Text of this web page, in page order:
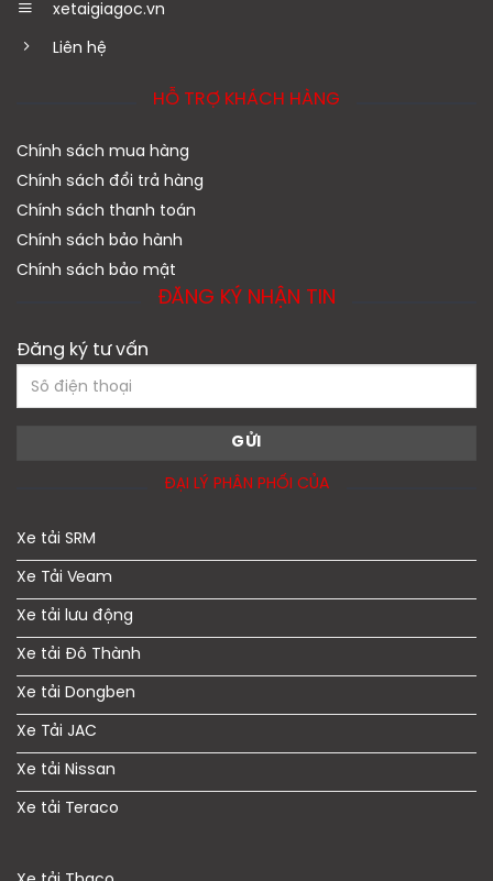
xetaigiagoc.vn
Liên hệ
HỖ TRỢ KHÁCH HÀNG
Chính sách mua hàng
Chính sách đổi trả hàng
Chính sách thanh toán
Chính sách bảo hành
Chính sách bảo mật
ĐĂNG KÝ NHẬN TIN
Đăng ký tư vấn
ĐẠI LÝ PHÂN PHỐI CỦA
Xe tải SRM
Xe Tải Veam
Xe tải lưu động
Xe tải Đô Thành
Xe tải Dongben
Xe Tải JAC
Xe tải Nissan
Xe tải Teraco